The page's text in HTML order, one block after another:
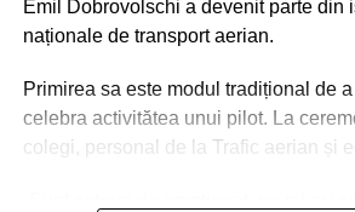
am facut un salt de la zero la foarte
nimic s-a mai intamplat ceva foarte
Emil Dobrovolschi a devenit parte din
naționale de transport aerian.
Primirea sa este modul tradițional de
celebra activitătea unui pilot. La
colegi, personal de la Trafic aerian și